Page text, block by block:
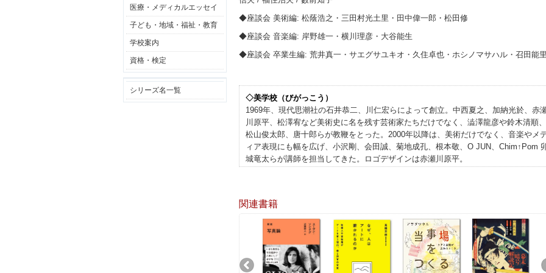
医療・メディカルエッセイ
子ども・地域・福祉・教育
学校案内
資格・検定
シリーズ名一覧
◆座談会 美術編: 松蔭浩之・三田村光土里・田中偉一郎・松田修
◆座談会 音楽編: 岸野雄一・横川理彦・大谷能生
◆座談会 卒業生編: 荒井真一・サエグサユキオ・久住卓也・ホシノマサハル・召田能
◇美学校（びがっこう）
1969年、現代思潮社の石井恭二、川仁宏らによって創立。中西夏之、加納光於、赤
川原平、松澤宥など美術史に名を残す芸術家たちだけでなく、澁澤龍彦や鈴木清順、
松山俊太郎、唐十郎らが教鞭をとった。2000年以降は、美術だけでなく、音楽やメ
ィア表現にも幅を広げ、小沢剛、会田誠、菊地成孔、根本敬、O JUN、Chim↑Pom
城竜太らが講師を担当してきた。ロゴデザインは赤瀬川原平。
関連書籍